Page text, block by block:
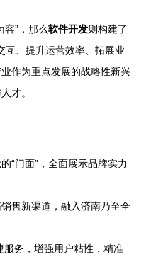
容”，那么软件开发则构建了
互、提升运营效率、拓展业
作为重点发展的战略性新兴
才。
“门面”，全面展示品牌实力
售新渠道，融入济南乃至全
服务，增强用户粘性，精准